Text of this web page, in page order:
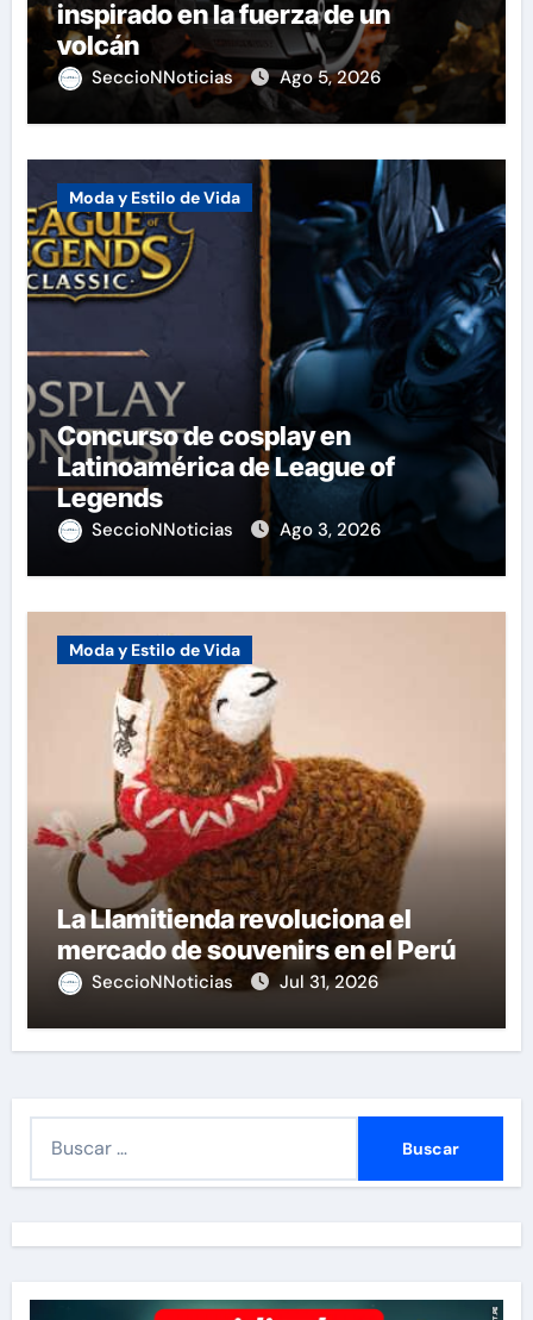
inspirado en la fuerza de un
volcán
SeccioNNoticias Ago 5, 2026
Moda y Estilo de Vida
Concurso de cosplay en
Latinoamérica de League of
Legends
SeccioNNoticias Ago 3, 2026
Moda y Estilo de Vida
La Llamitienda revoluciona el
mercado de souvenirs en el Perú
SeccioNNoticias Jul 31, 2026
r